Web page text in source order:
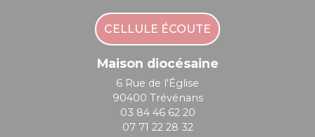
CELLULE ÉCOUTE
Maison diocésaine
6 Rue de l'Église
90400 Trévénans
03 84 46 62 20
07 71 22 28 32